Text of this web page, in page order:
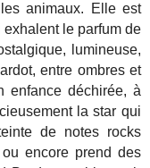
animaux. Elle est
le parfum de
lumineuse,
entre ombres et
enfance déchirée, à
la star qui
de notes rocks
encore prend des